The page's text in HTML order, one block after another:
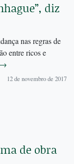
diz
nas regras de
entre ricos e
→
12 de novembro de 2017
de obra